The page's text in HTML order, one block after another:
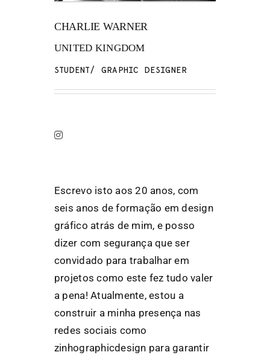
FANZINETECA.PTCHARLIE WARNER
UNITED KINGDOM
STUDENT/ GRAPHIC DESIGNER
Escrevo isto aos 20 anos, com
seis anos de formação em design
gráfico atrás de mim, e posso
dizer com segurança que ser
convidado para trabalhar em
projetos como este fez tudo valer
a pena! Atualmente, estou a
construir a minha presença nas
redes sociais como
zinhographicdesign para garantir